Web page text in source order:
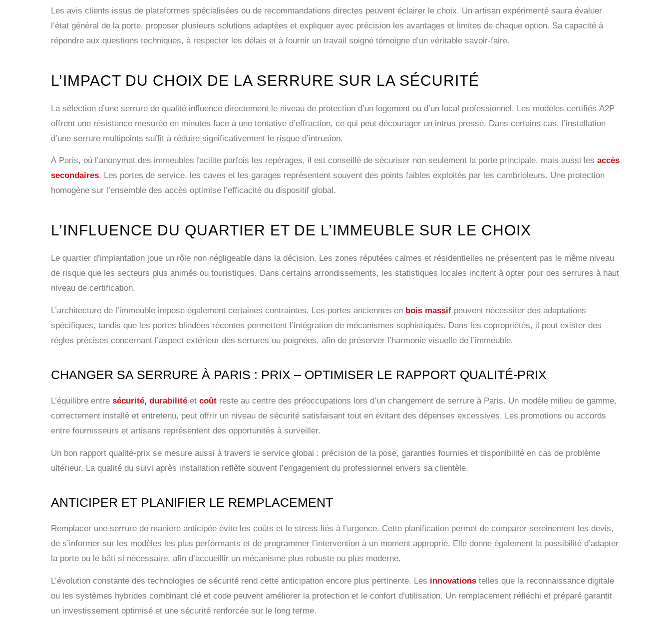
Les avis clients issus de plateformes spécialisées ou de recommandations directes peuvent éclairer le choix. Un artisan expérimenté saura évaluer
l’état général de la porte, proposer plusieurs solutions adaptées et expliquer avec précision les avantages et limites de chaque option. Sa capacité à
répondre aux questions techniques, à respecter les délais et à fournir un travail soigné témoigne d’un véritable savoir-faire.
L’IMPACT DU CHOIX DE LA SERRURE SUR LA SÉCURITÉ
La sélection d’une serrure de qualité influence directement le niveau de protection d’un logement ou d’un local professionnel. Les modèles certifiés A2P
offrent une résistance mesurée en minutes face à une tentative d’effraction, ce qui peut décourager un intrus pressé. Dans certains cas, l’installation
d’une serrure multipoints suffit à réduire significativement le risque d’intrusion.
À Paris, où l’anonymat des immeubles facilite parfois les repérages, il est conseillé de sécuriser non seulement la porte principale, mais aussi les accès
secondaires. Les portes de service, les caves et les garages représentent souvent des points faibles exploités par les cambrioleurs. Une protection
homogène sur l’ensemble des accès optimise l’efficacité du dispositif global.
L’INFLUENCE DU QUARTIER ET DE L’IMMEUBLE SUR LE CHOIX
Le quartier d’implantation joue un rôle non négligeable dans la décision. Les zones réputées calmes et résidentielles ne présentent pas le même niveau
de risque que les secteurs plus animés ou touristiques. Dans certains arrondissements, les statistiques locales incitent à opter pour des serrures à haut
niveau de certification.
L’architecture de l’immeuble impose également certaines contraintes. Les portes anciennes en bois massif peuvent nécessiter des adaptations
spécifiques, tandis que les portes blindées récentes permettent l’intégration de mécanismes sophistiqués. Dans les copropriétés, il peut exister des
règles précises concernant l’aspect extérieur des serrures ou poignées, afin de préserver l’harmonie visuelle de l’immeuble.
CHANGER SA SERRURE À PARIS : PRIX – OPTIMISER LE RAPPORT QUALITÉ-PRIX
L’équilibre entre sécurité, durabilité et coût reste au centre des préoccupations lors d’un changement de serrure à Paris. Un modèle milieu de gamme,
correctement installé et entretenu, peut offrir un niveau de sécurité satisfaisant tout en évitant des dépenses excessives. Les promotions ou accords
entre fournisseurs et artisans représentent des opportunités à surveiller.
Un bon rapport qualité-prix se mesure aussi à travers le service global : précision de la pose, garanties fournies et disponibilité en cas de problème
ultérieur. La qualité du suivi après installation reflète souvent l’engagement du professionnel envers sa clientèle.
ANTICIPER ET PLANIFIER LE REMPLACEMENT
Remplacer une serrure de manière anticipée évite les coûts et le stress liés à l’urgence. Cette planification permet de comparer sereinement les devis,
de s’informer sur les modèles les plus performants et de programmer l’intervention à un moment approprié. Elle donne également la possibilité d’adapter
la porte ou le bâti si nécessaire, afin d’accueillir un mécanisme plus robuste ou plus moderne.
L’évolution constante des technologies de sécurité rend cette anticipation encore plus pertinente. Les innovations telles que la reconnaissance digitale
ou les systèmes hybrides combinant clé et code peuvent améliorer la protection et le confort d’utilisation. Un remplacement réfléchi et préparé garantit
un investissement optimisé et une sécurité renforcée sur le long terme.